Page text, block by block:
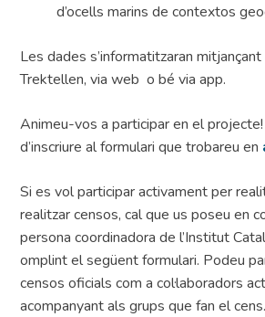
d’ocells marins de contextos
Les dades s’informatitzaran
Trektellen, via web o bé via app.
Animeu-vos a participar en el
d’inscriure al formulari que trobareu en
Si es vol participar activament per
realitzar censos, cal que us poseu en
persona coordinadora de l’Institut
omplint el següent formulari. Podeu
censos oficials com a col·laboradors
acompanyant als grups que fan el